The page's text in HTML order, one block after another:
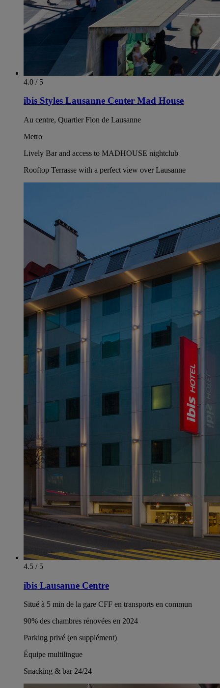
4.0 / 5
ibis Styles Lausanne Center Mad House
Au centre, Quartier Flon de Lausanne
Metro
Lively Bar and access to MADHOUSE nightclub
Rooftop Terrasse with a perfect view over Lausanne
4.5 / 5
ibis Lausanne Centre
Situé à 5 min de la gare CFF en transports en commun
90% des chambres rénovées en 2024
Parking privé (en supplément)
Équipe multilingue
Snacking & bar 24/24